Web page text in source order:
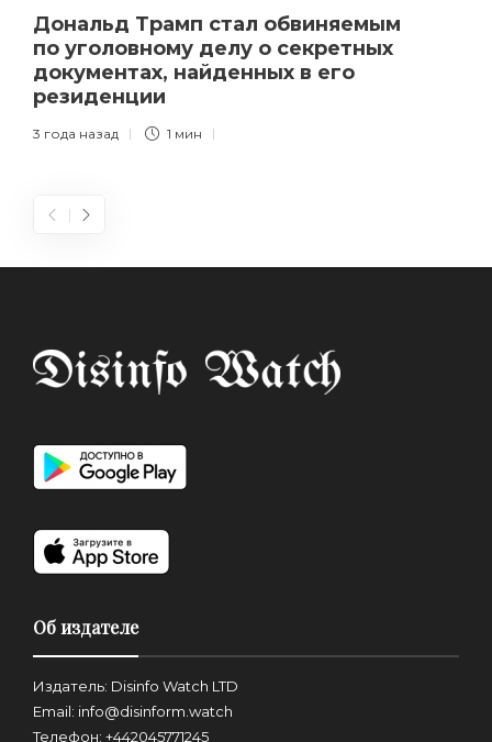
Дональд Трамп стал обвиняемым
по уголовному делу о секретных
документах, найденных в его
резиденции
3 года назад 1 мин
Об издателе
Издатель: Disinfo Watch LTD
Email: info@disinform.watch
Телефон: +442045771245